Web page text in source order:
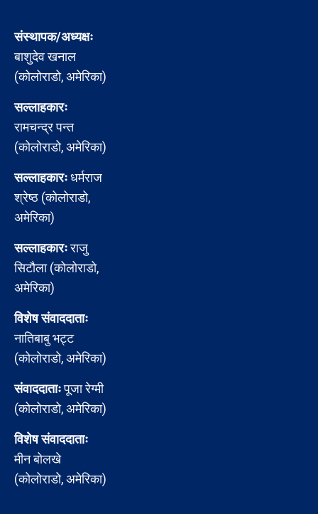
संस्थापक/अध्यक्षः
बाशुदेव खनाल
(कोलोराडो, अमेरिका)
सल्लाहकारः
रामचन्द्र पन्त
(कोलोराडो, अमेरिका)
सल्लाहकारःधर्मराज
श्रेष्ठ (कोलोराडो,
अमेरिका)
सल्लाहकारःराजु
सिटौला (कोलोराडो,
अमेरिका)
विशेष संवाददाताः
नातिबाबु भट्ट
(कोलोराडो, अमेरिका)
संवाददाताःपूजा रेग्मी
(कोलोराडो, अमेरिका)
विशेष संवाददाताः
मीन बोलखे
(कोलोराडो, अमेरिका)